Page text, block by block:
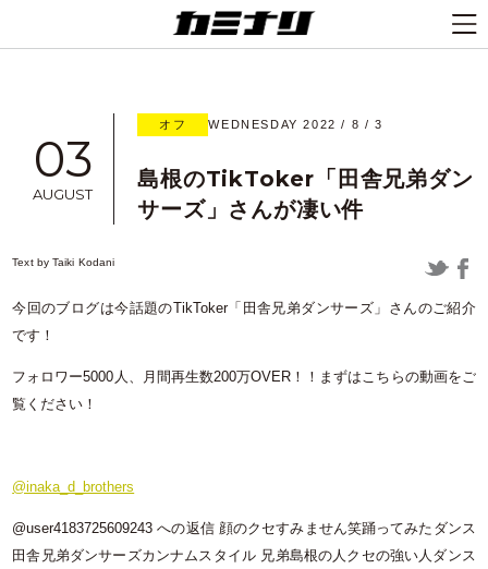
03
AUGUST
オフ WEDNESDAY 2022 / 8 / 3
島根のTikToker「田舎兄弟ダン
サーズ」さんが凄い件
Text byTaiki Kodani
今回のブログは今話題のTikToker「田舎兄弟ダンサーズ」さんのご紹介
です！
フォロワー5000人、月間再生数200万OVER！！まずはこちらの動画をご
覧ください！
@inaka_d_brothers
@user4183725609243 への返信 顔のクセすみません笑踊ってみたダンス
田舎兄弟ダンサーズカンナムスタイル 兄弟島根の人クセの強い人ダンス